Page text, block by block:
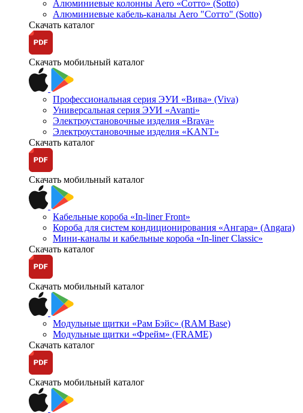
Алюминиевые колонны Aero «Сотто» (Sotto)
Алюминиевые кабель-каналы Aero "Сотто" (Sotto)
Скачать каталог
Скачать мобильный каталог
Профессиональная серия ЭУИ «Вива» (Viva)
Универсальная серия ЭУИ «Avanti»
Электроустановочные изделия «Brava»
Электроустановочные изделия «KANT»
Скачать каталог
Скачать мобильный каталог
Кабельные короба «In-liner Front»
Короба для систем кондиционирования «Ангара» (Angara)
Мини-каналы и кабельные короба «In-liner Classic»
Скачать каталог
Скачать мобильный каталог
Модульные щитки «Рам Бэйс» (RAM Base)
Модульные щитки «Фрейм» (FRAME)
Скачать каталог
Скачать мобильный каталог